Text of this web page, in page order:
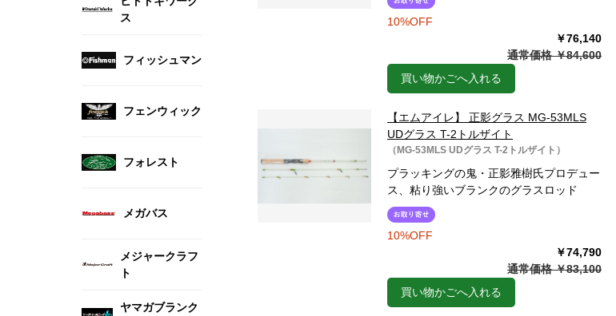
ス
フィッシュマン
フェンウィック
フォレスト
メガバス
メジャークラフ
ト
ヤマガブランク
10%OFF
￥76,140
通常価格 ￥84,600
買い物かごへ入れる
【エムアイレ】 正影グラス MG-53MLS
UDグラス T-2トルザイト
（MG-53MLS UDグラス T-2トルザイト）
プラッキングの鬼・正影雅樹氏プロデュー
ス、粘り強いブランクのグラスロッド
10%OFF
￥74,790
通常価格 ￥83,100
買い物かごへ入れる